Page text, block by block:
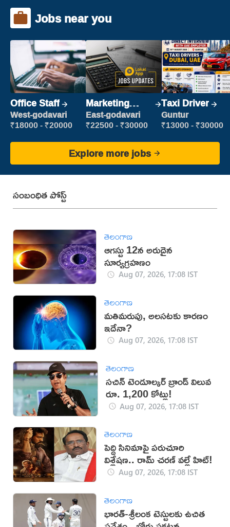
Jobs near you
Office Staff
West-godavari
₹18000 - ₹20000
Marketing
Executive
East-godavari
₹22500 - ₹30000
Taxi Driver
Guntur
₹13000 - ₹30000
Explore more jobs
సంబంధిత పోస్ట్
తెలంగాణ
ఆగస్టు 12న అరుదైన
సూర్యగ్రహణం
Aug 07, 2026, 17:08 IST
తెలంగాణ
మతిమరుపు, అలసటకు కారణం
ఇదేనా?
Aug 07, 2026, 17:08 IST
తెలంగాణ
సచిన్ టెండూల్కర్ బ్రాండ్ విలువ
రూ. 1,200 కోట్లు!
Aug 07, 2026, 17:08 IST
తెలంగాణ
పెద్ది సినిమాపై పరుచూరి
విశ్లేషణ.. రామ్ చరణ్ వల్లే హిట్!
Aug 07, 2026, 17:08 IST
తెలంగాణ
భారత్-శ్రీలంక టెస్టులకు ఉచిత